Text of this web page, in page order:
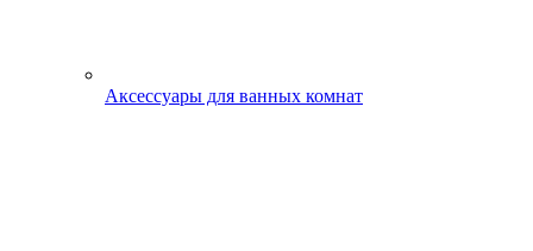
Аксессуары для ванных комнат